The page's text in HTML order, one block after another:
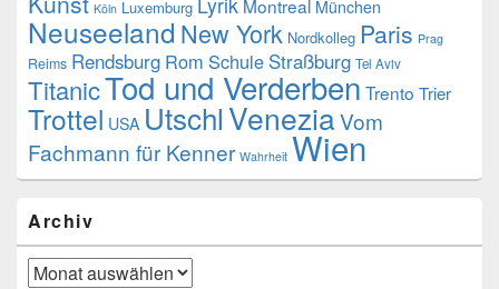
Köln Luxemburg Montreal München
Neuseeland New York Nordkolleg Paris Prag
Reims Rendsburg Rom Schule Straßburg Tel Aviv
TitanicTod und Verderben Trento Trier
Trottel USA UtschlVeneziaVom
Fachmann für Kenner Wahrheit Wien
Archiv
Archiv